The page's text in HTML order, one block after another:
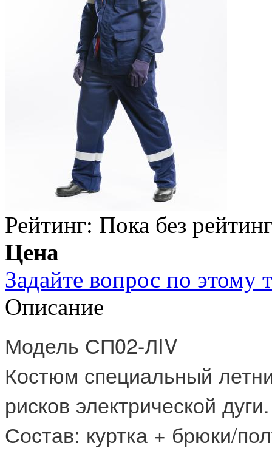
Рейтинг: Пока без
Цена
Задайте вопрос по этому
Описание
Модель СП02-ЛIV
Костюм специальный
рисков электрической дуги.
Состав: куртка + брюки/